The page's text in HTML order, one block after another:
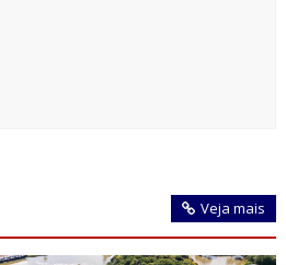
Veja mais